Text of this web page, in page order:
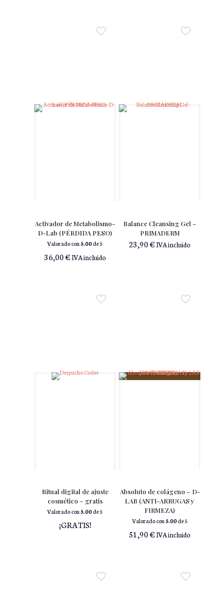
Activador de Metabolismo-
D-Lab (PÉRDIDA PESO)
Valorado con5.00de 5
36,00€IVA incluido
Balance Cleansing Gel –
PRIMADERM
23,90€IVA incluido
Ritual digital de ajuste
cosmético – gratis
Valorado con5.00de 5
¡GRATIS!
Absoluto de colágeno – D-
LAB (ANTI-ARRUGAS y
FIRMEZA)
Valorado con5.00de 5
51,90€IVA incluido